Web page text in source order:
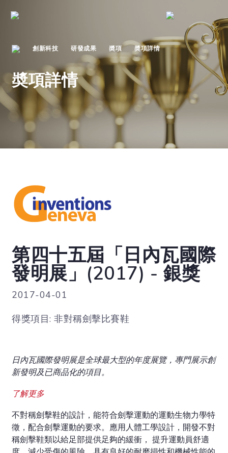
創新科技 研發成果 奬項 奬項詳情
奬項詳情
第四十五屆「日內瓦國際
發明展」(2017) - 銀獎
2017-04-01
得獎項目: 非對稱劍擊比賽鞋
日內瓦國際發明展是全球最大型的年度展覽，專門展示創
新發明及已商品化的項目。
了解更多
不對稱劍擊鞋的設計，能符合劍擊運動的運動生物力學特
徵，配合劍擊運動的要求。應用人體工學設計，開發不對
稱劍擊鞋類以給足部提供足夠的緩衝， 提升運動員舒適